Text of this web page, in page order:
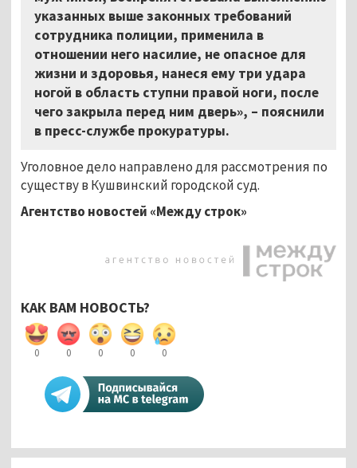
указанных выше законных требований
сотрудника полиции, применила в
отношении него насилие, не опасное для
жизни и здоровья, нанеся ему три удара
ногой в область ступни правой ноги, после
чего закрыла перед ним дверь», – пояснили
в пресс-службе прокуратуры.
Уголовное дело направлено для рассмотрения по
существу в Кушвинский городской суд.
Агентство новостей «Между строк»
КАК ВАМ НОВОСТЬ?
0 0 0 0 0